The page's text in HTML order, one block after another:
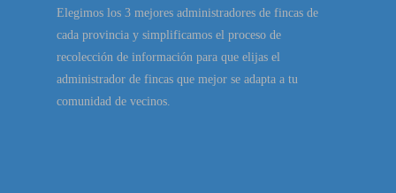
Elegimos los 3 mejores administradores de fincas de
cada provincia y simplificamos el proceso de
recolección de información para que elijas el
administrador de fincas que mejor se adapta a tu
comunidad de vecinos.